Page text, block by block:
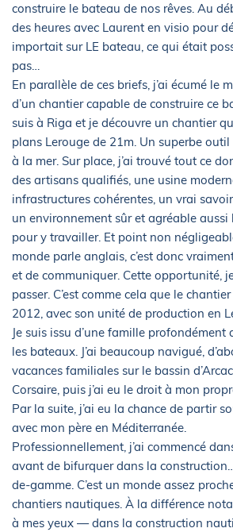
construire le bateau de nos rêves. Au
des heures avec Laurent en visio pour
importait sur LE bateau, ce qui était
pas…
En parallèle de ces briefs, j’ai écumé le
d’un chantier capable de construire ce
suis à Riga et je découvre un chantier
plans Lerouge de 21m. Un superbe
à la mer. Sur place, j’ai trouvé tout ce
des artisans qualifiés, une usine
infrastructures cohérentes, un vrai
un environnement sûr et agréable aussi
pour y travailler. Et point non
monde parle anglais, c’est donc
et de communiquer. Cette opportunité,
passer. C’est comme cela que le
2012, avec son unité de production en
Je suis issu d’une famille profondément
les bateaux. J’ai beaucoup navigué,
vacances familiales sur le bassin
Corsaire, puis j’ai eu le droit à mon
Par la suite, j’ai eu la chance de partir
avec mon père en Méditerranée.
Professionnellement, j’ai commencé
avant de bifurquer dans la
de-gamme. C’est un monde assez
chantiers nautiques. À la différence
à mes yeux — dans la construction